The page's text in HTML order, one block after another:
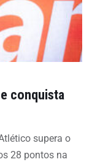
conquista
supera o
28 pontos na